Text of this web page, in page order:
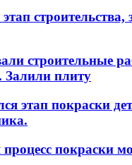
строительства,
строительные
плиту
этап покраски
покраски